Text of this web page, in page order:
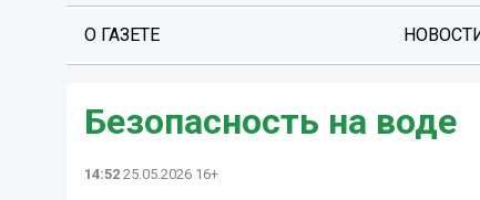
О ГАЗЕТЕ
Безопасность на воде
14:52 25.05.2026 16+